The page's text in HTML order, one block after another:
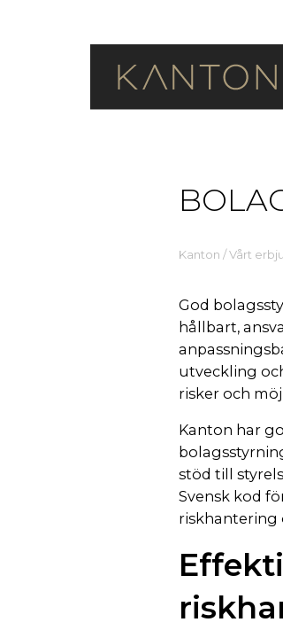
Kanton /Vårt
God
hållbart,
utveckling
risker och
Kanton har
stöd till
Svensk kod
riskhantering